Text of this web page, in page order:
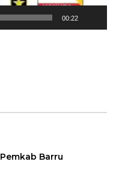
00:22
Pemkab Barru